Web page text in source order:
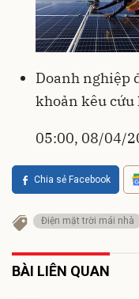
Doanh nghiệp
khoản kêu cứu
05:00, 08/04/
Chia sẻ Facebook
Điện mặt trời mái nhà
BÀI LIÊN QUAN